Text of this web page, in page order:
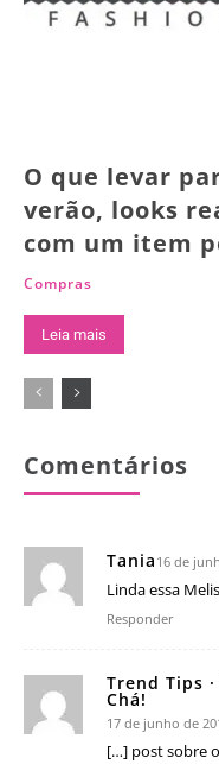
O que levar
verão, looks
com um item
Compras
Leia mais
Comentários
Tania 16 de
Linda essa
Responder
Trend Tips
Chá!
17 de junho de
[…] post sobre